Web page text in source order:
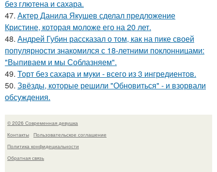
без глютена и сахара.
47. Актер Данила Якушев сделал предложение
Кристине, которая моложе его на 20 лет.
48. Андрей Губин рассказал о том, как на пике своей
популярности знакомился с 18-летними поклонницами:
"Выпиваем и мы Соблазняем".
49. Торт без сахара и муки - всего из 3 ингредиентов.
50. Звёзды, которые решили "Обновиться" - и взорвали
обсуждения.
© 2026 Современная девушка
Контакты
Пользовательское соглашение
Политика конфидециальности
Обратная связь